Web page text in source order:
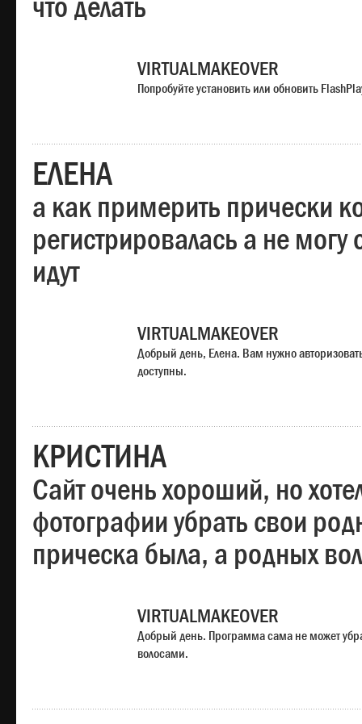
что делать
VIRTUALMAKEOVER
Попробуйте установить или обновить
ЕЛЕНА
а как примерить прически
регистрировалась а не
идут
VIRTUALMAKEOVER
Добрый день, Елена. Вам нужно
доступны.
КРИСТИНА
Сайт очень хороший, но
фотографии убрать свои
прическа была, а родных
VIRTUALMAKEOVER
Добрый день. Программа сама не может
волосами.